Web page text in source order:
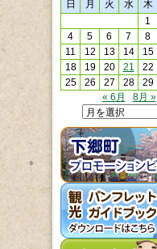
日
月 火 水 木
1
4
5 6 7 8
11
12 13 14 15
18
19 20 21 22
25
26 27 28 29
« 6月
8月 »